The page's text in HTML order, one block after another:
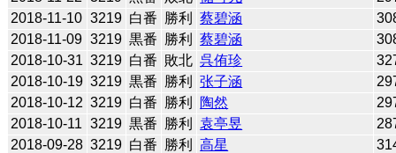
2018-11-10 3219 白番 勝利 蔡碧涵
2018-11-09 3219 黒番 勝利 蔡碧涵
2018-10-31 3219 白番 敗北 呉侑珍
2018-10-19 3219 黒番 勝利 张子涵
2018-10-12 3219 白番 勝利 陶然
2018-10-11 3219 黒番 勝利 袁亭昱
2018-09-28 3219 白番 勝利 高星